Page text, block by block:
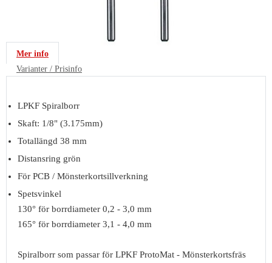
Mer info
Varianter / Prisinfo
LPKF Spiralborr
Skaft: 1/8" (3.175mm)
Totallängd 38 mm
Distansring grön
För PCB / Mönsterkortsillverkning
Spetsvinkel
130° för borrdiameter 0,2 - 3,0 mm
165° för borrdiameter 3,1 - 4,0 mm
Spiralborr som passar för LPKF ProtoMat - Mönsterkortsfräs